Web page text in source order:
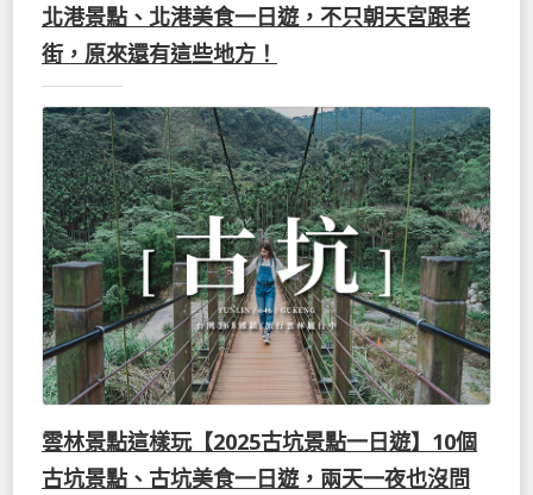
北港景點、北港美食一日遊，不只朝天宮跟老
街，原來還有這些地方！
雲林景點這樣玩【2025古坑景點一日遊】10個
古坑景點、古坑美食一日遊，兩天一夜也沒問